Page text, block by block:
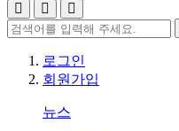
로그인
회원가입
뉴스